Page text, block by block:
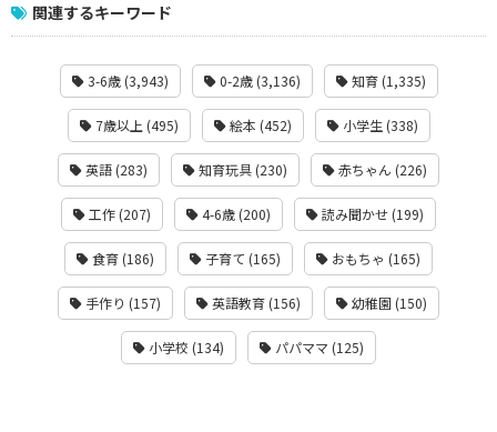
関連するキーワード
3-6歳 (3,943) 0-2歳 (3,136) 知育 (1,335)
7歳以上 (495) 絵本 (452) 小学生 (338)
英語 (283) 知育玩具 (230) 赤ちゃん (226)
工作 (207) 4-6歳 (200) 読み聞かせ (199)
食育 (186) 子育て (165) おもちゃ (165)
手作り (157) 英語教育 (156) 幼稚園 (150)
小学校 (134) パパママ (125)